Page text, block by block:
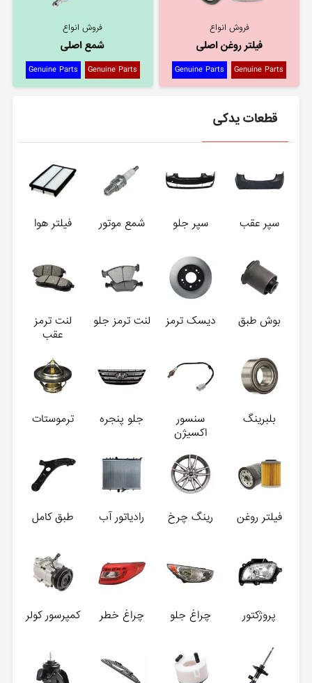
فروش انواع
فیلتر روغن اصلی
Genuine Parts
Genuine Parts
فروش انواع
شمع اصلی
Genuine Parts
Genuine Parts
قطعات یدکی
سپر عقب سپر جلو شمع موتور فیلتر هوا
بوش طبق دیسک ترمز لنت ترمز جلو
لنت ترمز
عقب
بلبرینگ
سنسور
اکسیژن
جلو پنجره ترموستات
فیلتر روغن رینگ چرخ رادیاتور آب طبق کامل
پروژکتور چراغ جلو چراغ خطر کمپرسور کولر